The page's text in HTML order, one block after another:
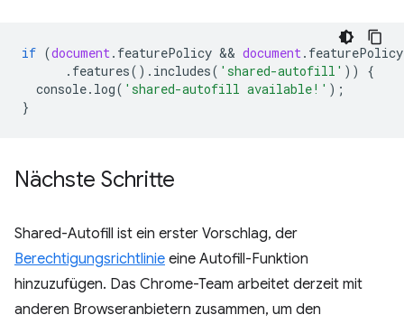
if (document . featurePolicy && document . featurePolicy
. features(). includes( 'shared-autofill' ))
{
console. log( 'shared-autofill available!' );
}
Nächste Schritte
Shared-Autofill ist ein erster Vorschlag, der
Berechtigungsrichtlinie eine Autofill-Funktion
hinzuzufügen. Das Chrome-Team arbeitet derzeit mit
anderen Browseranbietern zusammen, um den